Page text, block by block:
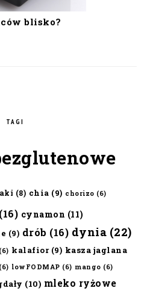
blisko?
TAGI
(8) chia (9) chorizo (6)
(16) cynamon (11)
(9) drób (16) dynia (22)
(6) kalafior(9) kasza jaglana
(6) lowFODMAP (6) mango (6)
(10) mleko ryżowe